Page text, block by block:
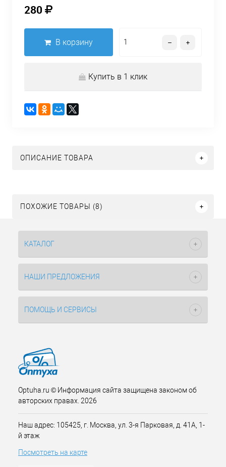
280
В корзину
Купить в 1 клик
ОПИСАНИЕ ТОВАРА
ПОХОЖИЕ ТОВАРЫ (8)
КАТАЛОГ
НАШИ ПРЕДЛОЖЕНИЯ
ПОМОЩЬ И СЕРВИСЫ
Optuha.ru © Информация сайта защищена законом об
авторских правах. 2026
Наш адрес: 105425, г. Москва, ул. 3-я Парковая, д. 41А, 1-
й этаж
Посмотреть на карте